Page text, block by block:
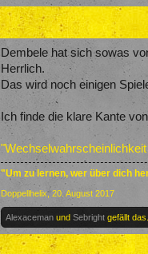
Dembele hat sich sowas
Herrlich.
Das wird noch einigen
Ich finde die klare Kante
"Um zu lernen, wer über dich
Doppellhelix, 20. August 2017
Alexaceman undSebright gefällt das.